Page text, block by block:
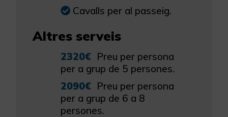
Cavalls per al passeig.
Altres serveis
2320€ Preu per persona
per a grup de 5 persones.
2090€ Preu per persona
per a grup de 6 a 8
persones.